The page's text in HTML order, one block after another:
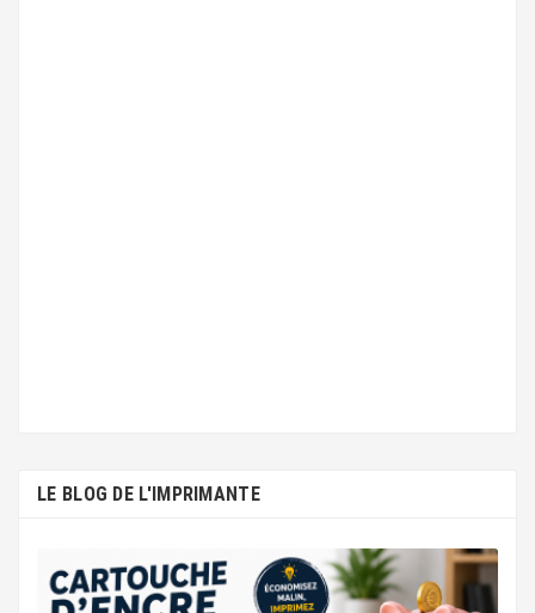
LE BLOG DE L'IMPRIMANTE